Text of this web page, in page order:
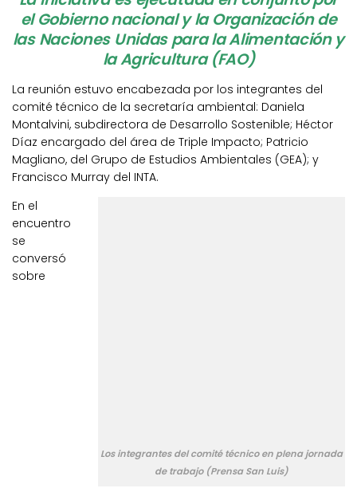
el Gobierno nacional y la Organización de
las Naciones Unidas para la Alimentación y
la Agricultura (FAO)
La reunión estuvo encabezada por los integrantes del
comité técnico de la secretaría ambiental: Daniela
Montalvini, subdirectora de Desarrollo Sostenible; Héctor
Díaz encargado del área de Triple Impacto; Patricio
Magliano, del Grupo de Estudios Ambientales (GEA); y
Francisco Murray del INTA.
Los integrantes del comité técnico en plena jornada
de trabajo (Prensa San Luis)
En el
encuentro
se
conversó
sobre